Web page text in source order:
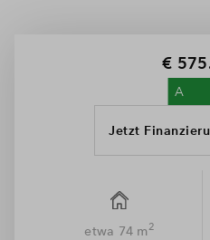
€
Jetzt
etwa 74 m2